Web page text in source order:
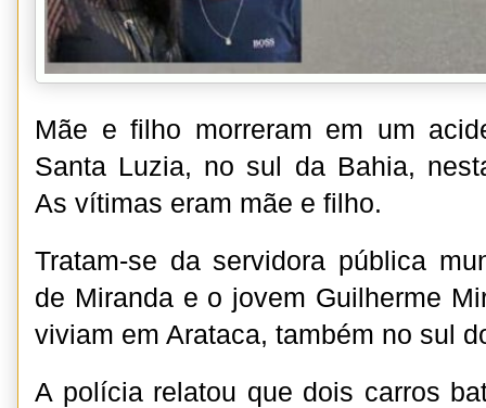
Mãe e filho morreram em um
Santa Luzia, no sul da Bahia,
As vítimas eram mãe e filho.
Tratam-se da servidora pública
de Miranda e o jovem Guilherme
viviam em Arataca, também no sul
A polícia relatou que dois carros